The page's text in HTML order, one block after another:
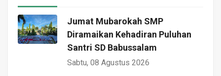
Jumat Mubarokah SMP
Diramaikan Kehadiran Puluhan
Santri SD Babussalam
Sabtu, 08 Agustus 2026